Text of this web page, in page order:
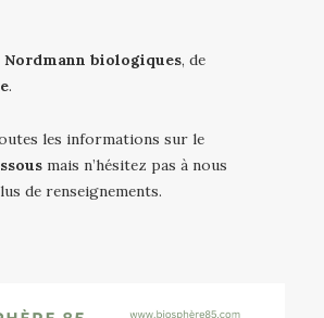
Nordmann biologiques, de
.
les informations sur le
mais n’hésitez pas à nous
de renseignements.